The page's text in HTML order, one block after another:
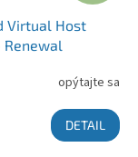
Virtual Host
Renewal
opýtajte sa
DETAIL